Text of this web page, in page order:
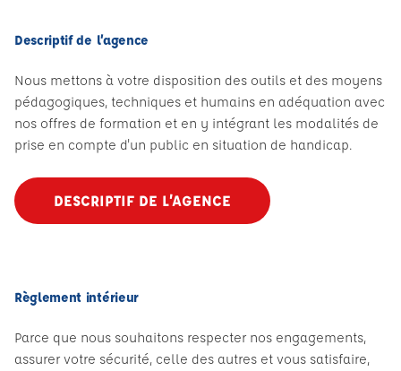
Descriptif de l’agence
Nous mettons à votre disposition des outils et des moyens
pédagogiques, techniques et humains en adéquation avec
nos offres de formation et en y intégrant les modalités de
prise en compte d'un public en situation de handicap.
DESCRIPTIF DE L’AGENCE
Règlement intérieur
Parce que nous souhaitons respecter nos engagements,
assurer votre sécurité, celle des autres et vous satisfaire,